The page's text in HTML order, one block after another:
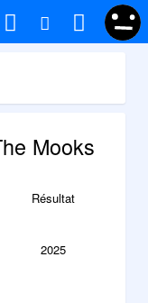
Mooks
Résultat
2025